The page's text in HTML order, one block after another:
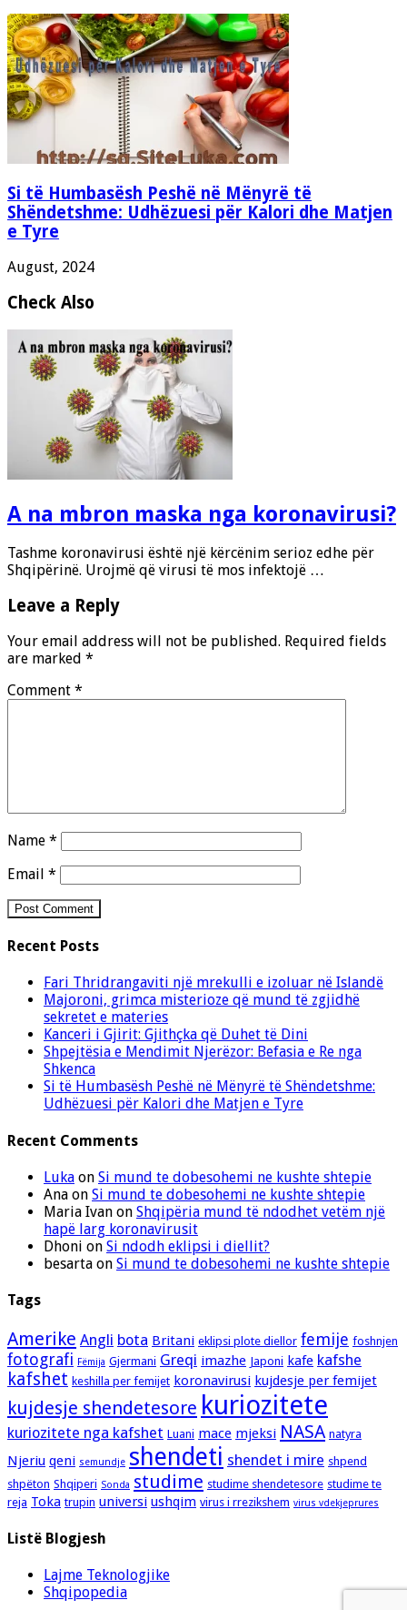
Si të Humbasësh Peshë në Mënyrë të
Shëndetshme: Udhëzuesi për Kalori dhe Matjen
e Tyre
August, 2024
Check Also
A na mbron maska nga koronavirusi?
Tashme koronavirusi është një kërcënim serioz edhe për
Shqipërinë. Urojmë që virusi të mos infektojë …
Leave a Reply
Your email address will not be published. Required fields
are marked *
Comment *
Name *
Email *
Recent Posts
Fari Thridrangaviti një mrekulli e izoluar në Islandë
Majoroni, grimca misterioze që mund të zgjidhë
sekretet e materies
Kanceri i Gjirit: Gjithçka që Duhet të Dini
Shpejtësia e Mendimit Njerëzor: Befasia e Re nga
Shkenca
Si të Humbasësh Peshë në Mënyrë të Shëndetshme:
Udhëzuesi për Kalori dhe Matjen e Tyre
Recent Comments
Luka on Si mund te dobesohemi ne kushte shtepie
Ana on Si mund te dobesohemi ne kushte shtepie
Maria Ivan on Shqipëria mund të ndodhet vetëm një
hapë larg koronavirusit
Dhoni on Si ndodh eklipsi i diellit?
besarta on Si mund te dobesohemi ne kushte shtepie
Tags
Amerike Angli bota Britani eklipsi plote diellor femije foshnjen
fotografi Fëmija Gjermani Greqi imazhe Japoni kafe kafshe
kafshet keshilla per femijet koronavirusi kujdesje per femijet
kujdesje shendetesore kuriozitete
kuriozitete nga kafshet Luani mace mjeksi NASA natyra
Njeriu qeni semundje shendeti shendet i mire shpend
shpëton Shqiperi Sonda studime studime shendetesore studime te
reja Toka trupin universi ushqim virus i rrezikshem virus vdekjeprures
Listë Blogjesh
Lajme Teknologjike
Shqipopedia